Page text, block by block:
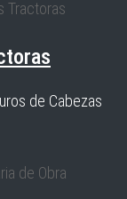
de Cabezas